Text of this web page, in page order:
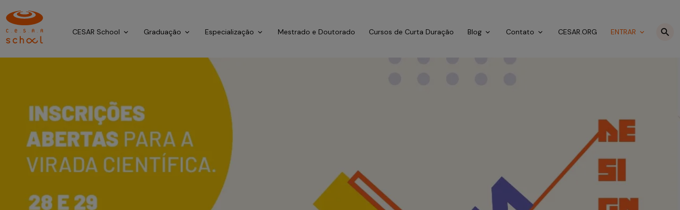
CESAR School Graduação Especialização Mestrado e Doutorado Cursos de Curta Duração Blog Contato CESAR.ORG ENTRAR